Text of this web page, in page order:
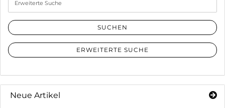
Suche
SUCHEN
ERWEITERTE SUCHE
Neue Artikel